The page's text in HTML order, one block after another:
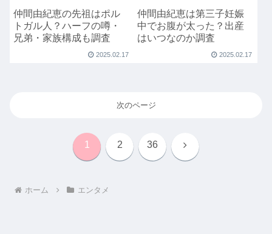
仲間由紀恵の先祖はポル
トガル人？ハーフの噂・
兄弟・家族構成も調査
2025.02.17
仲間由紀恵は第三子妊娠
中でお腹が太った？出産
はいつなのか調査
2025.02.17
次のページ
1 2 36 次
ホーム エンタメ